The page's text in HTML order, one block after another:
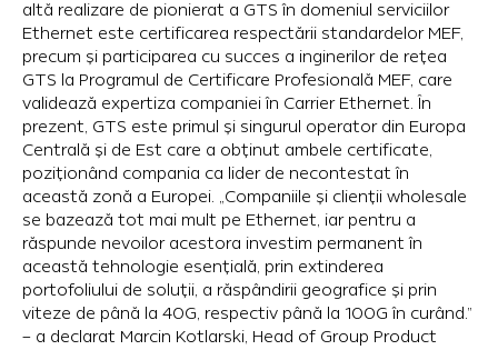
altă realizare de pionierat a GTS în domeniul serviciilor
Ethernet este certificarea respectării standardelor MEF,
precum și participarea cu succes a inginerilor de rețea
GTS la Programul de Certificare Profesională MEF, care
validează expertiza companiei în Carrier Ethernet. În
prezent, GTS este primul și singurul operator din Europa
Centrală și de Est care a obținut ambele certificate,
poziționând compania ca lider de necontestat în
această zonă a Europei. „Companiile și clienții wholesale
se bazează tot mai mult pe Ethernet, iar pentru a
răspunde nevoilor acestora investim permanent în
această tehnologie esențială, prin extinderea
portofoliului de soluții, a răspândirii geografice și prin
viteze de până la 40G, respectiv până la 100G în curând.”
– a declarat Marcin Kotlarski, Head of Group Product